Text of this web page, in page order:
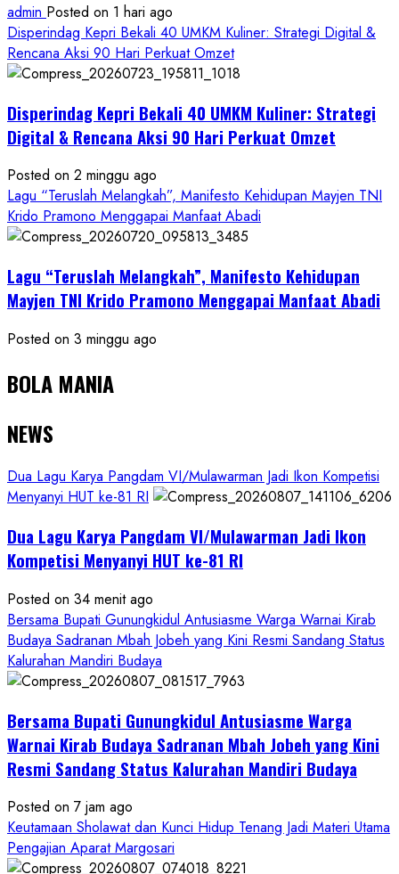
admin Posted on 1 hari ago
Disperindag Kepri Bekali 40 UMKM Kuliner: Strategi Digital &
Rencana Aksi 90 Hari Perkuat Omzet
Disperindag Kepri Bekali 40 UMKM Kuliner: Strategi
Digital & Rencana Aksi 90 Hari Perkuat Omzet
Posted on 2 minggu ago
Lagu “Teruslah Melangkah”, Manifesto Kehidupan Mayjen TNI
Krido Pramono Menggapai Manfaat Abadi
Lagu “Teruslah Melangkah”, Manifesto Kehidupan
Mayjen TNI Krido Pramono Menggapai Manfaat Abadi
Posted on 3 minggu ago
BOLA MANIA
NEWS
Dua Lagu Karya Pangdam VI/Mulawarman Jadi Ikon Kompetisi
Menyanyi HUT ke-81 RI
Dua Lagu Karya Pangdam VI/Mulawarman Jadi Ikon
Kompetisi Menyanyi HUT ke-81 RI
Posted on 34 menit ago
Bersama Bupati Gunungkidul Antusiasme Warga Warnai Kirab
Budaya Sadranan Mbah Jobeh yang Kini Resmi Sandang Status
Kalurahan Mandiri Budaya
Bersama Bupati Gunungkidul Antusiasme Warga
Warnai Kirab Budaya Sadranan Mbah Jobeh yang Kini
Resmi Sandang Status Kalurahan Mandiri Budaya
Posted on 7 jam ago
Keutamaan Sholawat dan Kunci Hidup Tenang Jadi Materi Utama
Pengajian Aparat Margosari